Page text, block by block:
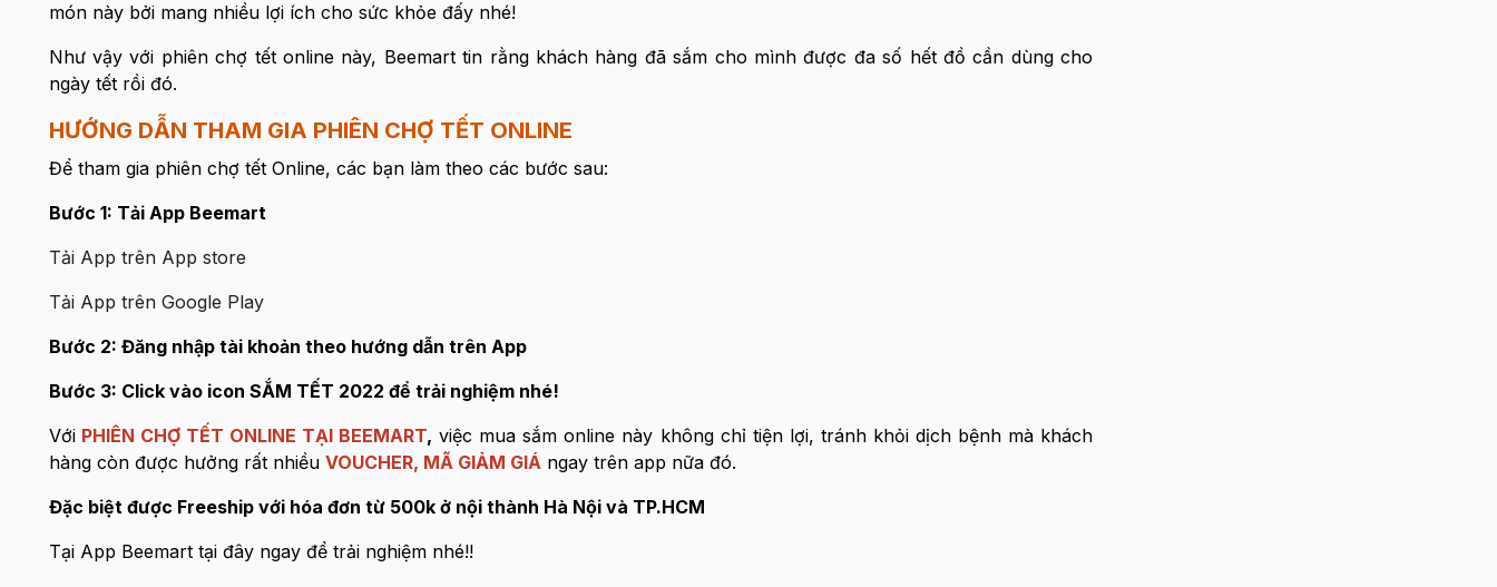
món này bởi mang nhiều lợi ích cho sức khỏe đấy nhé!
Như vậy với phiên chợ tết online này, Beemart tin rằng khách hàng đã sắm cho mình được đa số hết đồ cần dùng cho
ngày tết rồi đó.
HƯỚNG DẪN THAM GIA PHIÊN CHỢ TẾT ONLINE
Để tham gia phiên chợ tết Online, các bạn làm theo các bước sau:
Bước 1: Tải App Beemart
Tải App trên App store
Tải App trên Google Play
Bước 2: Đăng nhập tài khoản theo hướng dẫn trên App
Bước 3: Click vào icon SẮM TẾT 2022 để trải nghiệm nhé!
Với PHIÊN CHỢ TẾT ONLINE TẠI BEEMART, việc mua sắm online này không chỉ tiện lợi, tránh khỏi dịch bệnh mà khách
hàng còn được hưởng rất nhiều VOUCHER, MÃ GIẢM GIÁngay trên app nữa đó.
Đặc biệt được Freeship với hóa đơn từ 500k ở nội thành Hà Nội và TP.HCM
Tại App Beemart tại đây ngay để trải nghiệm nhé!!